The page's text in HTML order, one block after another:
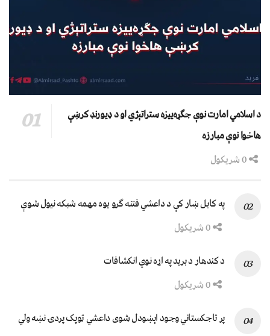
د اسلامي امارت نوې جګړه‌ییزه ستراتېژي او د ډیورنډ کرښې
هاخوا نوې مبارزه
په کابل ښار کې د داعشي فتنه ګرو يوه مهمه شبکه نيول شوې
د کندهار د برید په اړه نوي انکشافات
پر تاجکستاني وجود اېښودل شوی داعشي ټوپک پردۍ نښه ولي